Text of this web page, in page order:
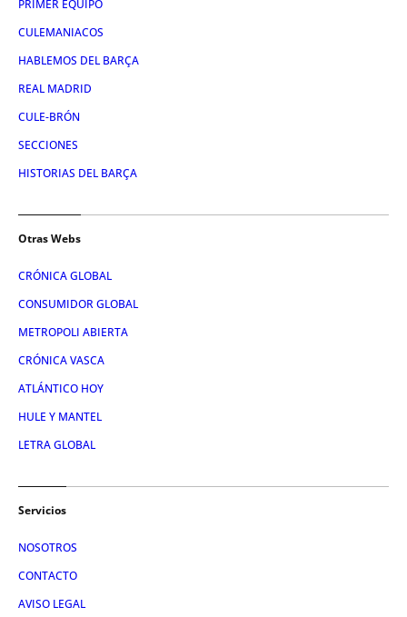
PRIMER EQUIPO
CULEMANIACOS
HABLEMOS DEL BARÇA
REAL MADRID
CULE-BRÓN
SECCIONES
HISTORIAS DEL BARÇA
Otras Webs
CRÓNICA GLOBAL
CONSUMIDOR GLOBAL
METROPOLI ABIERTA
CRÓNICA VASCA
ATLÁNTICO HOY
HULE Y MANTEL
LETRA GLOBAL
Servicios
NOSOTROS
CONTACTO
AVISO LEGAL